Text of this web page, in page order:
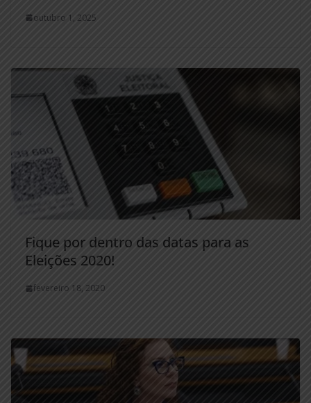
outubro 1, 2025
Fique por dentro das datas para as
Eleições 2020!
fevereiro 18, 2020